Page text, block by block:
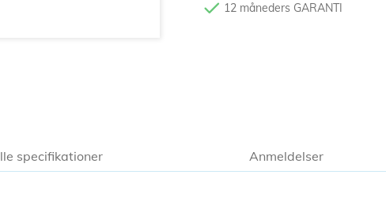
12 måneders GARANTI
specifikationer Anmeldelser